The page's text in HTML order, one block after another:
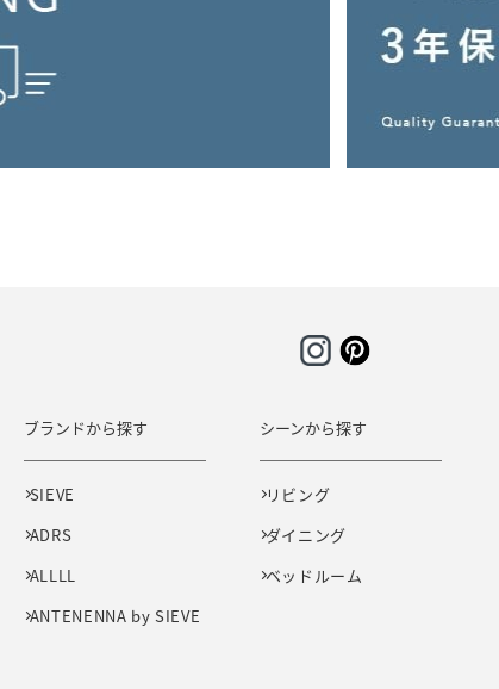
ブランドから探す
SIEVE
ADRS
ALLLL
ANTENENNA by SIEVE
シーンから探す
リビング
ダイニング
ベッドルーム